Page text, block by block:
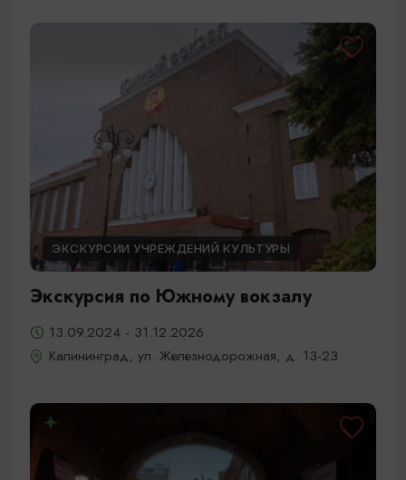
ЭКСКУРСИИ УЧРЕЖДЕНИЙ КУЛЬТУРЫ
Экскурсия по Южному вокзалу
13.09.2024 - 31.12.2026
Калининград, ул. Железнодорожная, д. 13-23